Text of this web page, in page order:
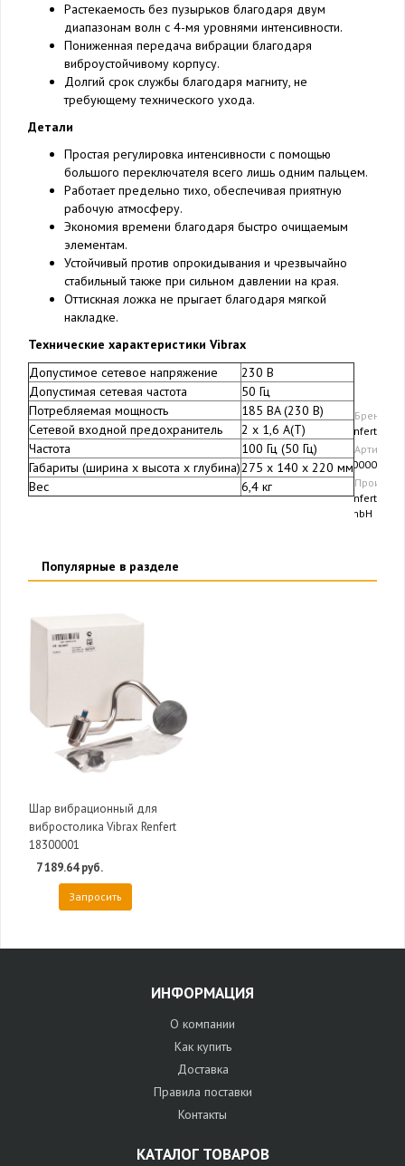
Растекаемость без пузырьков благодаря двум
диапазонам волн с 4-мя уровнями интенсивности.
Пониженная передача вибрации благодаря
виброустойчивому корпусу.
Долгий срок службы благодаря магниту, не
требующему технического ухода.
Детали
Простая регулировка интенсивности с помощью
большого переключателя всего лишь одним пальцем.
Работает предельно тихо, обеспечивая приятную
рабочую атмосферу.
Экономия времени благодаря быстро очищаемым
элементам.
Устойчивый против опрокидывания и чрезвычайно
стабильный также при сильном давлении на края.
Оттискная ложка не прыгает благодаря мягкой
накладке.
Технические характеристики Vibrax
Допустимое сетевое напряжение
230 В
Допустимая сетевая частота
50 Гц
Потребляемая мощность
185 ВA (230 В)
Сетевой входной предохранитель
2 x 1,6 A(T)
Частота
100 Гц (50 Гц)
Габариты (ширина x высота x глубина)275 x 140 x 220 мм
Вес
6,4 кг
Бренд
Renfert
Артикул
18300000
Renfert
GmbH
Популярные в разделе
Шар вибрационный для
вибростолика Vibrax Renfert
18300001
7 189.64 руб.
Запросить
ИНФОРМАЦИЯ
О компании
Как купить
Доставка
Правила поставки
Контакты
КАТАЛОГ ТОВАРОВ